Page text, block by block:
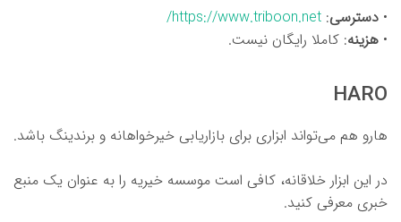
• دسترسی:
https://www.triboon.net/
• هزینه: کاملا رایگان نیست.
HARO
هارو هم می‌تواند ابزاری برای بازاریابی خیرخواهانه و برندینگ باشد.
در این ابزار خلاقانه، کافی است موسسه خیریه را به عنوان یک منبع
خبری معرفی کنید.